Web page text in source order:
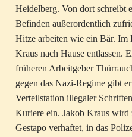
Heidelberg. Von dort schreibt
Befinden außerordentlich
Hitze arbeiten wie ein Bär. Im
Kraus nach Hause entlassen.
früheren Arbeitgeber
gegen das Nazi-Regime gibt
Verteilstation illegaler
Kuriere ein. Jakob Kraus
Gestapo verhaftet, in das